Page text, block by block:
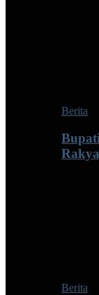
Berita
Berita